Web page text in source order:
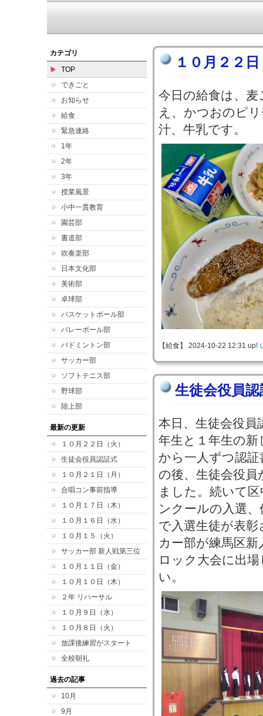
カテゴリ
TOP
できごと
お知らせ
給食
緊急連絡
1年
2年
3年
授業風景
小中一貫教育
園芸部
書道部
吹奏楽部
日本文化部
美術部
卓球部
バスケットボール部
バレーボール部
バドミントン部
サッカー部
ソフトテニス部
野球部
陸上部
最新の更新
１０月２２日（火）
生徒会役員認証式
１０月２１日（月）
合唱コン事前指導
１０月１７日（木）
１０月１６日（水）
１０月１５（火）
サッカー部 新人戦第三位
１０月１１日（金）
１０月１０日（木）
２年 リハーサル
１０月９日（水）
１０月８日（火）
放課後練習がスタート
全校朝礼
過去の記事
10月
9月
１０月２２
今日の給食は、
え、かつおのピ
汁、牛乳です。
【給食】 2024-10-22 12:31 up!
生徒会役員認
本日、生徒会役
年生と１年生の新
から一人ずつ認
の後、生徒会役
ました。続いて
ンクールの入選
で入選生徒が表
カー部が練馬区
ロック大会に出
い。